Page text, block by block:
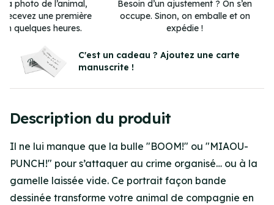
photo de l’animal,
recevez une première
quelques heures.
Besoin d’un ajustement ? On s’en
occupe. Sinon, on emballe et on
expédie !
C'est un cadeau ? Ajoutez une carte
manuscrite !
Description du produit
Il ne lui manque que la bulle "BOOM!" ou "MIAOU-
PUNCH!" pour s’attaquer au crime organisé… ou à la
gamelle laissée vide. Ce portrait façon bande
dessinée transforme votre animal de compagnie en